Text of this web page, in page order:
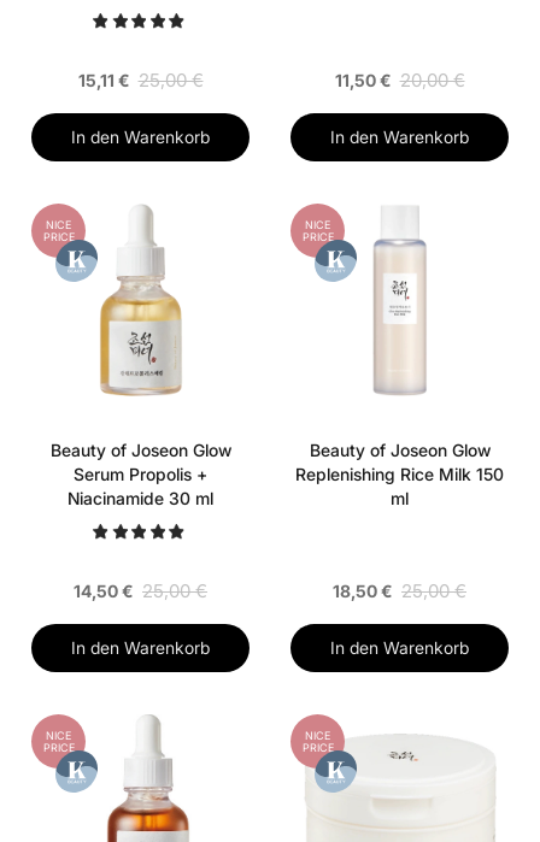
15,11 € 25,00 €
In den Warenkorb
11,50 € 20,00 €
In den Warenkorb
NICE
PRICE
Beauty of Joseon Glow
Serum Propolis +
Niacinamide 30 ml
14,50 € 25,00 €
In den Warenkorb
NICE
PRICE
Beauty of Joseon Glow
Replenishing Rice Milk 150
ml
18,50 € 25,00 €
In den Warenkorb
NICE
PRICE
NICE
PRICE